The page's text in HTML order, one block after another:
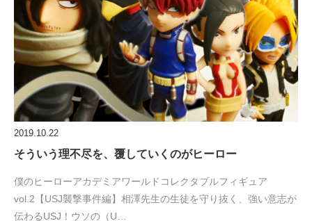
2019.10.22
そういう理不尽を、覆していくのがヒーロー
僕のヒーローアカデミアワールドコレクタブルフィギュア
vol.2【USJ襲撃事件編】相澤先生の生徒を守り抜く、強い意志が
伝わるUSJ！ウソの（U…